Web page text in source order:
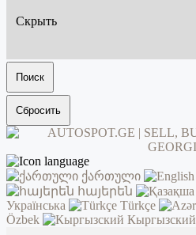
Скрыть
Поиск
Сбросить
ქართული
հայերեն
Українська
Türkçe
Özbek
Кыргызский